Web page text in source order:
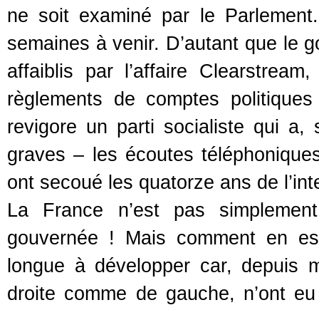
ne soit examiné par le
semaines à venir. D’autant que le
affaiblis par l’affaire
règlements de comptes
revigore un parti socialiste qui a,
graves – les écoutes
ont secoué les quatorze ans de
La France n’est pas
gouvernée ! Mais comment en
longue à développer car, depuis
droite comme de gauche, n’ont